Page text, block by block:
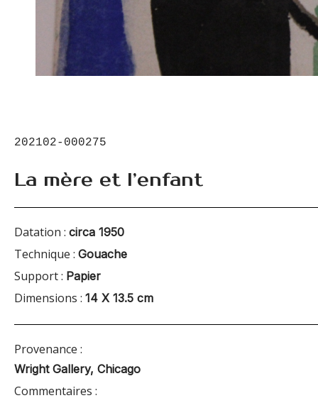
202102-000275
La mère et l’enfant
Datation : circa 1950
Technique : Gouache
Support : Papier
Dimensions : 14 X 13.5 cm
Provenance :
Wright Gallery, Chicago
Commentaires :